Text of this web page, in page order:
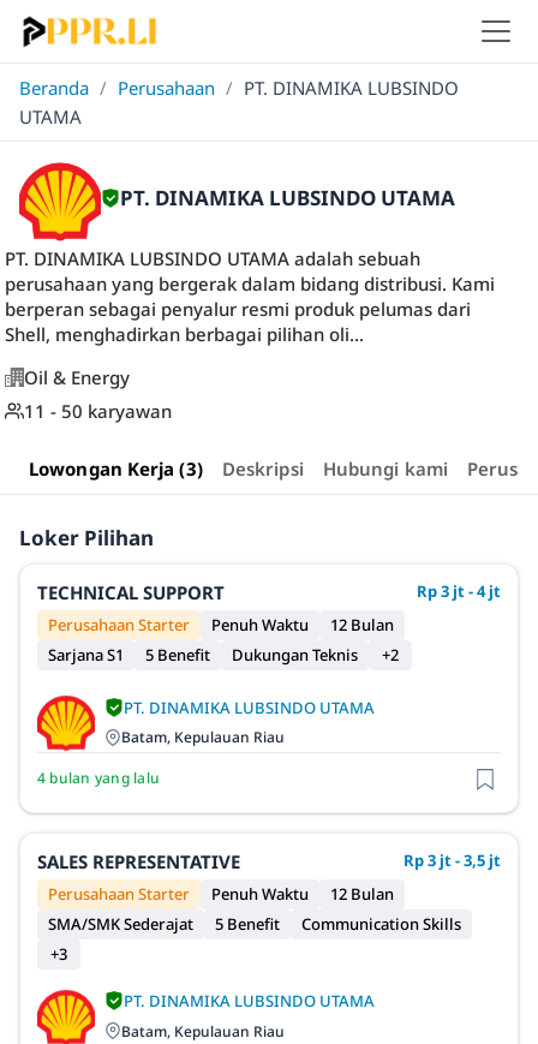
Beranda / Perusahaan / PT. DINAMIKA LUBSINDO
UTAMA
PT. DINAMIKA LUBSINDO UTAMA
PT. DINAMIKA LUBSINDO UTAMA adalah sebuah
perusahaan yang bergerak dalam bidang distribusi. Kami
berperan sebagai penyalur resmi produk pelumas dari
Shell, menghadirkan berbagai pilihan oli...
Oil & Energy
11 - 50 karyawan
Lowongan Kerja (3) Deskripsi Hubungi kami
Loker Pilihan
TECHNICAL SUPPORT
Rp 3 jt - 4 jt
Perusahaan Starter
Penuh Waktu
12 Bulan
Sarjana S1
5 Benefit Dukungan Teknis +2
PT. DINAMIKA LUBSINDO UTAMA
Batam, Kepulauan Riau
4 bulan yang lalu
SALES REPRESENTATIVE
Rp 3 jt - 3,5 jt
Perusahaan Starter
Penuh Waktu
12 Bulan
SMA/SMK Sederajat
5 Benefit
Communication Skills
+3
PT. DINAMIKA LUBSINDO UTAMA
Batam, Kepulauan Riau